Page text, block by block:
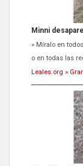
Minni
» Míralo en
o en todas las
Leales.org »